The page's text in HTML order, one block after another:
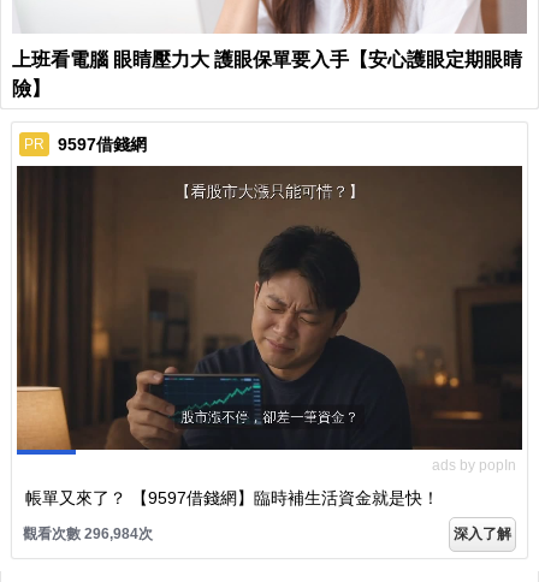
上班看電腦 眼睛壓力大 護眼保單要入手【安心護眼定期眼睛
險】
PR 9597借錢網
ads by popIn
帳單又來了？ 【9597借錢網】臨時補生活資金就是快！
觀看次數 296,984次 深入了解